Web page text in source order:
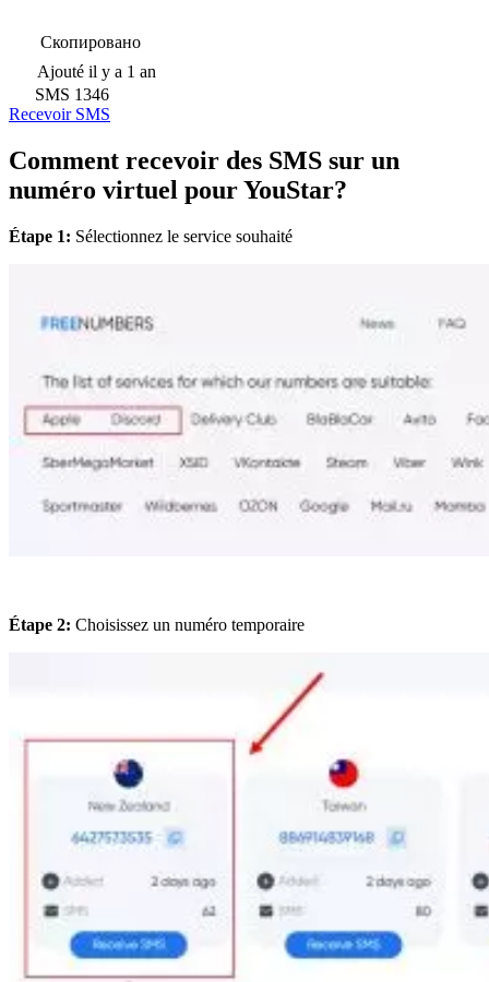
Скопировано
Ajouté il y a 1 an
SMS 1346
Recevoir SMS
Comment recevoir des SMS sur un
numéro virtuel pour YouStar?
Étape 1: Sélectionnez le service souhaité
Étape 2: Choisissez un numéro temporaire